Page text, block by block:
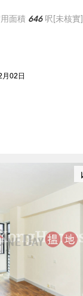
面積 646呎[未核實]
02日